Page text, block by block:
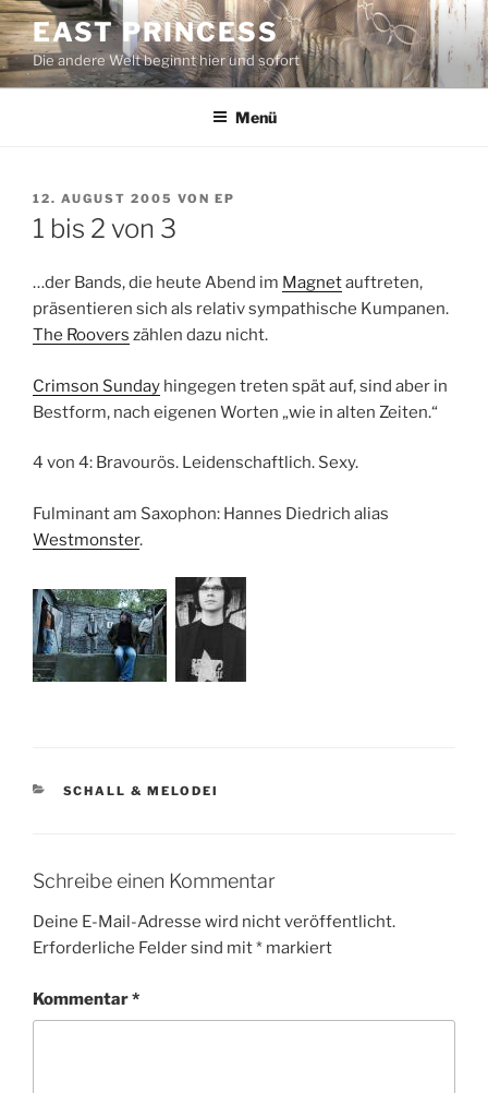
Zum
Inhalt
springen
EAST PRINCESS
Die andere Welt beginnt hier und sofort
Menü
VERÖFFENTLICHT
AM
12. AUGUST 2005 VON EP
1 bis 2 von 3
…der Bands, die heute Abend im Magnetauftreten,
präsentieren sich als relativ sympathische Kumpanen.
The Roovers zählen dazu nicht.
Crimson Sunday hingegen treten spät auf, sind aber in
Bestform, nach eigenen Worten „wie in alten Zeiten.“
4 von 4: Bravourös. Leidenschaftlich. Sexy.
Fulminant am Saxophon: Hannes Diedrich alias
Westmonster.
KATEGORIEN
SCHALL & MELODEI
Schreibe einen Kommentar
Deine E-Mail-Adresse wird nicht veröffentlicht.
Erforderliche Felder sind mit* markiert
Kommentar*